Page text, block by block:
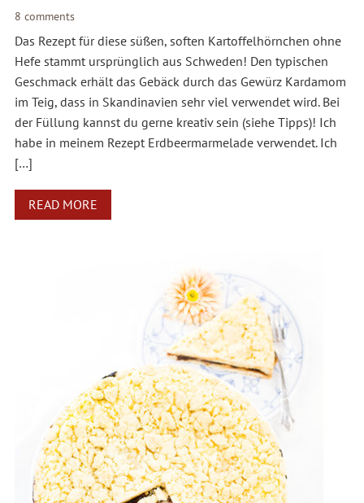
8 comments
Das Rezept für diese süßen, soften Kartoffelhörnchen ohne
Hefe stammt ursprünglich aus Schweden! Den typischen
Geschmack erhält das Gebäck durch das Gewürz Kardamom
im Teig, dass in Skandinavien sehr viel verwendet wird. Bei
der Füllung kannst du gerne kreativ sein (siehe Tipps)! Ich
habe in meinem Rezept Erdbeermarmelade verwendet. Ich
[…]
READ MORE